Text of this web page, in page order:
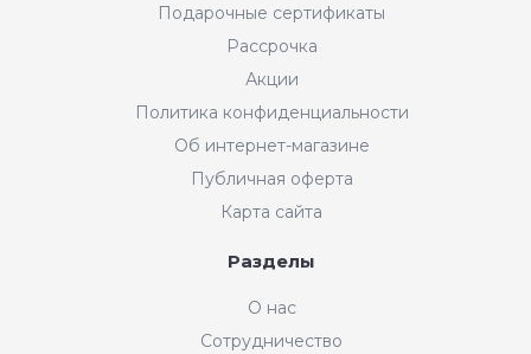
Подарочные сертификаты
Рассрочка
Акции
Политика конфиденциальности
Об интернет-магазине
Публичная оферта
Карта сайта
Разделы
О нас
Сотрудничество